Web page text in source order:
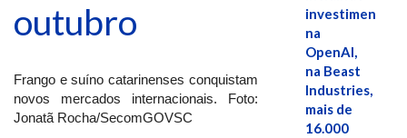
outubro
Frango e suíno catarinenses conquistam
novos mercados internacionais. Foto:
Jonatã Rocha/SecomGOVSC
investimentos
na
OpenAI,
na Beast
Industries,
mais de
16.000